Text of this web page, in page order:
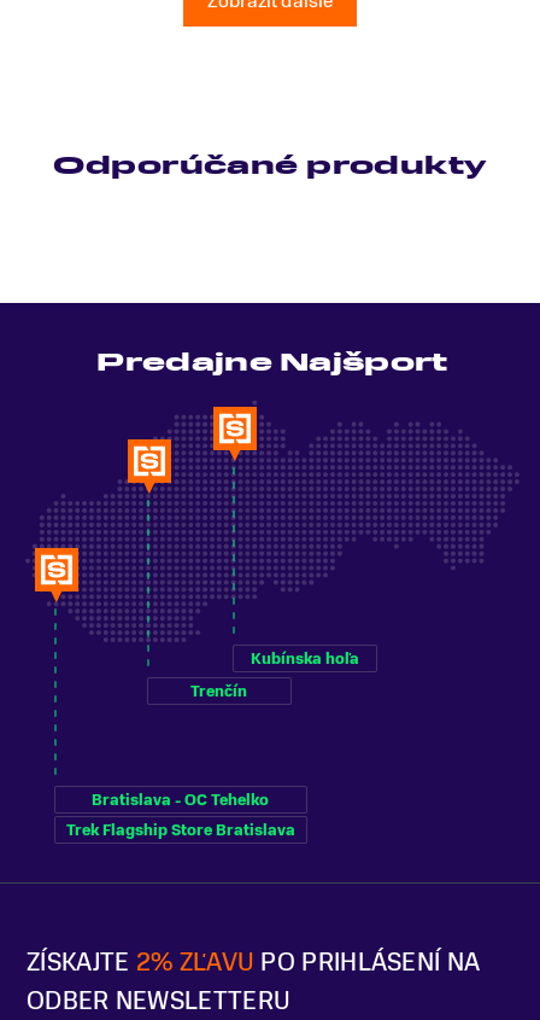
Odporúčané produkty
ZÍSKAJTE 2% ZĽAVU PO PRIHLÁSENÍ NA
ODBER NEWSLETTERU
Predajne Najšport
Bratislava - OC Tehelko
Trek Flagship Store Bratislava
Trenčín
Kubínska hoľa